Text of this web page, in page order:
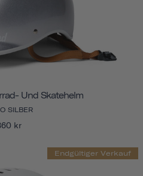
Und Skatehelm
SILBER
kr
Endgültiger Verkauf